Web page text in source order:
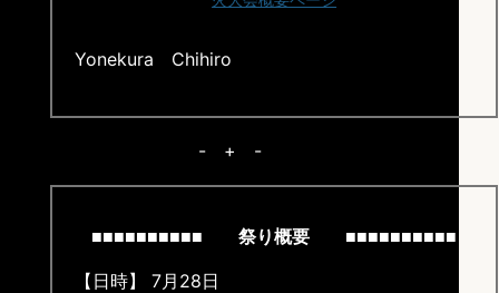
Yonekura Chihiro
- + -
■■■■■■■■■■ 祭り概要 ■■■■■■■■■■
【日時】 7月28日